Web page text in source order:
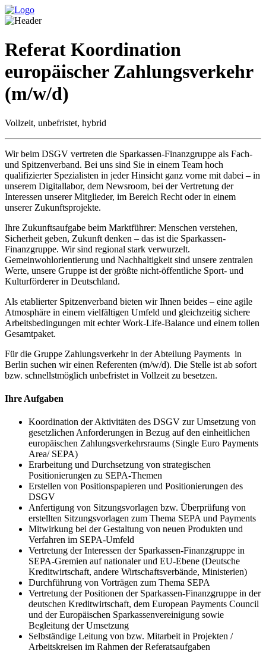
Referat Koordination
europäischer Zahlungsverkehr
(m/w/d)
Vollzeit, unbefristet, hybrid
Wir beim DSGV vertreten die Sparkassen-Finanzgruppe als Fach-
und Spitzenverband. Bei uns sind Sie in einem Team hoch
qualifizierter Spezialisten in jeder Hinsicht ganz vorne mit dabei – in
unserem Digitallabor, dem Newsroom, bei der Vertretung der
Interessen unserer Mitglieder, im Bereich Recht oder in einem
unserer Zukunftsprojekte.
Ihre Zukunftsaufgabe beim Marktführer: Menschen verstehen,
Sicherheit geben, Zukunft denken – das ist die Sparkassen-
Finanzgruppe. Wir sind regional stark verwurzelt.
Gemeinwohlorientierung und Nachhaltigkeit sind unsere zentralen
Werte, unsere Gruppe ist der größte nicht-öffentliche Sport- und
Kulturförderer in Deutschland.
Als etablierter Spitzenverband bieten wir Ihnen beides – eine agile
Atmosphäre in einem vielfältigen Umfeld und gleichzeitig sichere
Arbeitsbedingungen mit echter Work-Life-Balance und einem tollen
Gesamtpaket.
Für die Gruppe Zahlungsverkehr in der Abteilung Payments in
Berlin suchen wir einen Referenten (m/w/d). Die Stelle ist ab sofort
bzw. schnellstmöglich unbefristet in Vollzeit zu besetzen.
Ihre Aufgaben
Koordination der Aktivitäten des DSGV zur Umsetzung von
gesetzlichen Anforderungen in Bezug auf den einheitlichen
europäischen Zahlungsverkehrsraums (Single Euro Payments
Area/ SEPA)
Erarbeitung und Durchsetzung von strategischen
Positionierungen zu SEPA-Themen
Erstellen von Positionspapieren und Positionierungen des
DSGV
Anfertigung von Sitzungsvorlagen bzw. Überprüfung von
erstellten Sitzungsvorlagen zum Thema SEPA und Payments
Mitwirkung bei der Gestaltung von neuen Produkten und
Verfahren im SEPA-Umfeld
Vertretung der Interessen der Sparkassen-Finanzgruppe in
SEPA-Gremien auf nationaler und EU-Ebene (Deutsche
Kreditwirtschaft, andere Wirtschaftsverbände, Ministerien)
Durchführung von Vorträgen zum Thema SEPA
Vertretung der Positionen der Sparkassen-Finanzgruppe in der
deutschen Kreditwirtschaft, dem European Payments Council
und der Europäischen Sparkassenvereinigung sowie
Begleitung der Umsetzung
Selbständige Leitung von bzw. Mitarbeit in Projekten /
Arbeitskreisen im Rahmen der Referatsaufgaben